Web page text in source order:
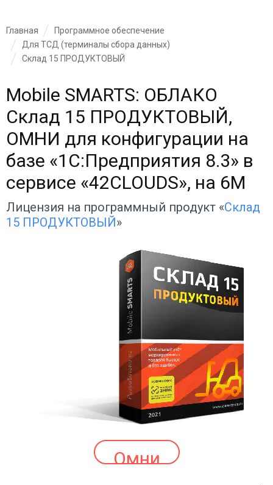
Главная
Программное обеспечение
Для ТСД (терминалы сбора данных)
Склад 15 ПРОДУКТОВЫЙ
Mobile SMARTS: ОБЛАКО
Склад 15 ПРОДУКТОВЫЙ,
ОМНИ для конфигурации на
базе «1С:Предприятия 8.3» в
сервисе «42CLOUDS», на 6M
Лицензия на программный продукт «Склад
15 ПРОДУКТОВЫЙ»
Омни